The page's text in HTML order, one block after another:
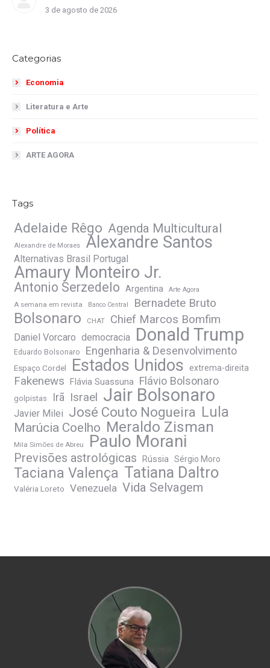
3 de agosto de 2026
Categorias
Economia
Literatura e Arte
Política
ARTE AGORA
Tags
Adelaide Rêgo Agenda Multicultural
Alexandre de Moraes Alexandre Santos
Alternativas Brasil Portugal
Amaury Monteiro Jr.
Antonio Serzedelo Argentina Arte Agora
A semana em revista Banco Central Bernadete Bruto
Bolsonaro CHAT Chief Marcos Bomfim
Daniel Vorcaro democracia Donald Trump
Eduardo Bolsonaro Engenharia & Desenvolvimento
Espaço Cordel Estados Unidos extrema-direita
Fakenews Flávia Suassuna Flávio Bolsonaro
golpistas Irã Israel Jair Bolsonaro
Javier Milei José Couto Nogueira Lula
Marúcia Coelho Meraldo Zisman
Mila Simões de Abreu Paulo Morani
Previsões astrológicas Rússia Sérgio Moro
Taciana Valença Tatiana Daltro
Valéria Loreto Venezuela Vida Selvagem